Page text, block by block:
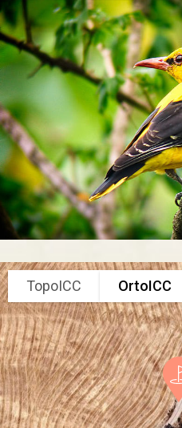
TopoICC OrtoICC